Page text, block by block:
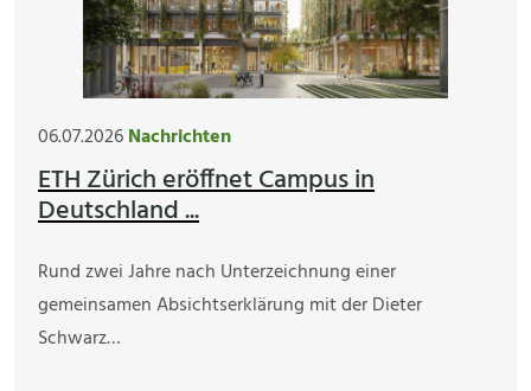
06.07.2026Nachrichten
ETH Zürich eröffnet Campus in
Deutschland ...
Rund zwei Jahre nach Unterzeichnung einer
gemeinsamen Absichtserklärung mit der Dieter
Schwarz…